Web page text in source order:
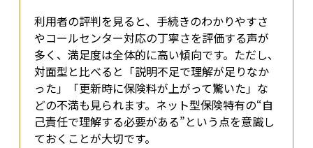
利用者の評判を見ると、手続きのわかりやすさ
やコールセンター対応の丁寧さを評価する声が
多く、満足度は全体的に高い傾向です。ただし、
対面型と比べると「説明不足で理解が足りなか
った」「更新時に保険料が上がって驚いた」な
どの不満も見られます。ネット型保険特有の“自
己責任で理解する必要がある”という点を意識し
ておくことが大切です。